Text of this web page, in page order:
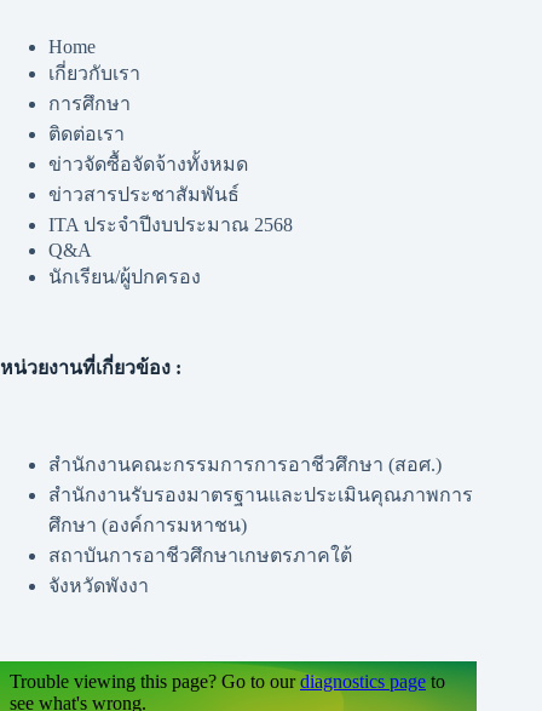
Home
เกี่ยวกับเรา
การศึกษา
ติดต่อเรา
ข่าวจัดซื้อจัดจ้างทั้งหมด
ข่าวสารประชาสัมพันธ์
ITA ประจำปีงบประมาณ 2568
Q&A
นักเรียน/ผู้ปกครอง
หน่วยงานที่เกี่ยวข้อง :
สำนักงานคณะกรรมการการอาชีวศึกษา (สอศ.)
สำนักงานรับรองมาตรฐานและประเมินคุณภาพการ
ศึกษา (องค์การมหาชน)
สถาบันการอาชีวศึกษาเกษตรภาคใต้
จังหวัดพังงา